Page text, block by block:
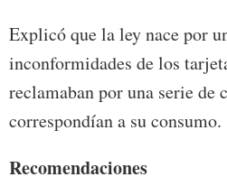
Explicó que la ley nace por
inconformidades de los
reclamaban por una serie de
correspondían a su consumo.
Recomendaciones